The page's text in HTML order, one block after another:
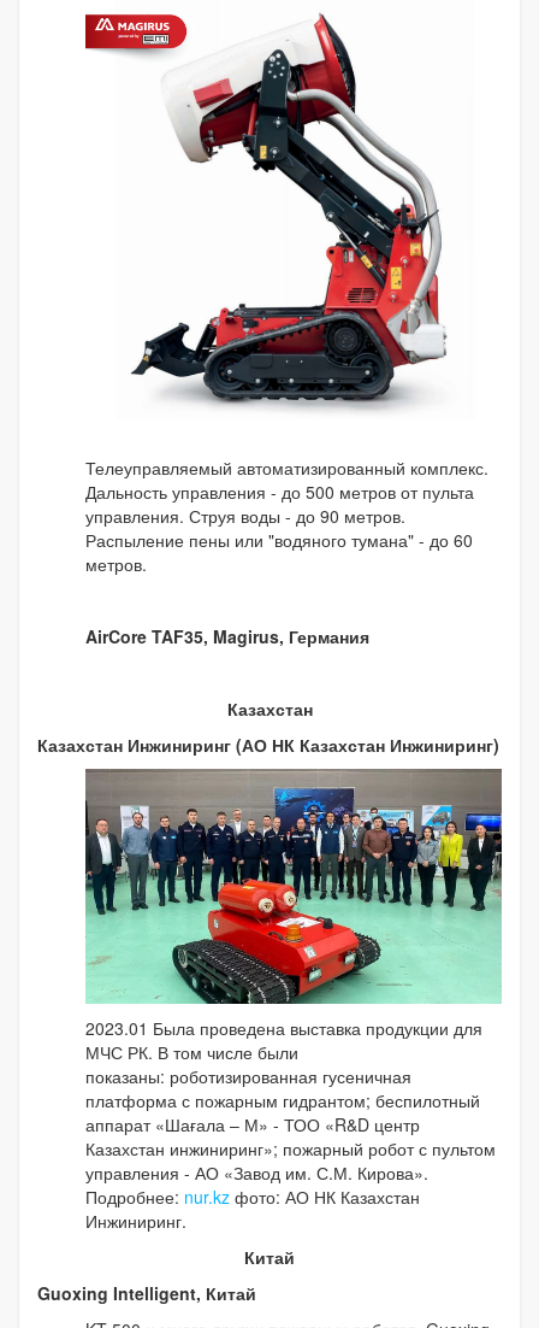
Телеуправляемый автоматизированный комплекс.
Дальность управления - до 500 метров от пульта
управления. Струя воды - до 90 метров.
Распыление пены или "водяного тумана" - до 60
метров.
AirCore TAF35, Magirus, Германия
Казахстан
Казахстан Инжиниринг (АО НК Казахстан Инжиниринг)
2023.01 Была проведена выставка продукции для
МЧС РК. В том числе были
показаны: роботизированная гусеничная
платформа с пожарным гидрантом; беспилотный
аппарат «Шағала – М» - ТОО «R&D центр
Казахстан инжиниринг»; пожарный робот с пультом
управления - АО «Завод им. С.М. Кирова».
Подробнее: nur.kz фото: АО НК Казахстан
Инжиниринг.
Китай
Guoxing Intelligent, Китай